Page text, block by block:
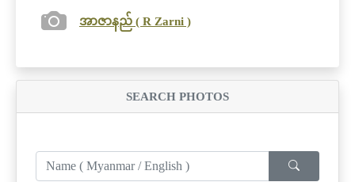
အာဇာနည် ( R Zarni )
SEARCH PHOTOS